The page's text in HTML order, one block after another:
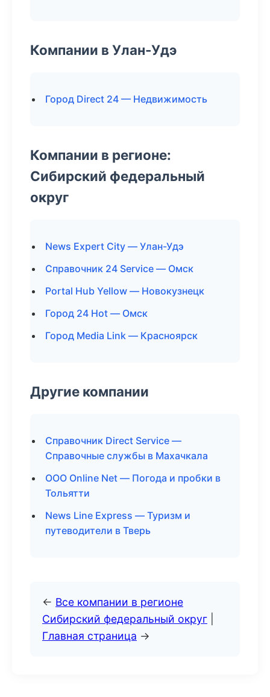
Компании в Улан-Удэ
Город Direct 24 — Недвижимость
Компании в регионе:
Сибирский федеральный
округ
News Expert City — Улан-Удэ
Справочник 24 Service — Омск
Portal Hub Yellow — Новокузнецк
Город 24 Hot — Омск
Город Media Link — Красноярск
Другие компании
Справочник Direct Service —
Справочные службы в Махачкала
ООО Online Net — Погода и пробки в
Тольятти
News Line Express — Туризм и
путеводители в Тверь
← Все компании в регионе
Сибирский федеральный округ
Главная страница →